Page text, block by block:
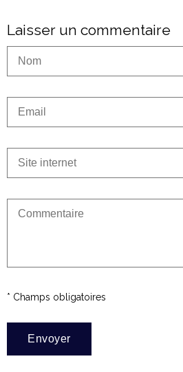
Laisser un commentaire
* Champs obligatoires